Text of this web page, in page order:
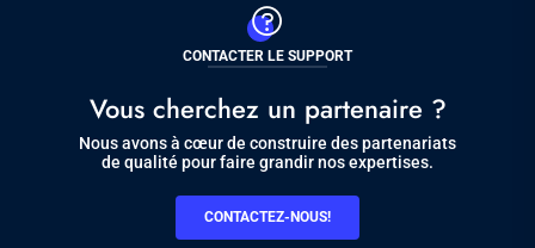
CONTACTER LE SUPPORT
Vous cherchez un partenaire ?
Nous avons à cœur de construire des partenariats
de qualité pour faire grandir nos expertises.
CONTACTEZ-NOUS!